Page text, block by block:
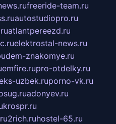
freeride-team.ru
autostudiopro.ru
atlantpereezd.ru
elektrostal-news.ru
znakomye.ru
emfire.rupro-otdelky.ru
uzbek.ruporno-vk.ru
adonyev.ru
krospr.ru
2rich.ruhostel-65.ru